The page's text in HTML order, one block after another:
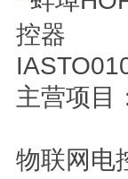
主营项目
物联网电